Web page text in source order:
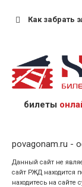
Как забрать
назвав
предъявив
кого
билеты
povagonam.ru -
Данный сайт не
сайт РЖД находится
находитесь на сайте